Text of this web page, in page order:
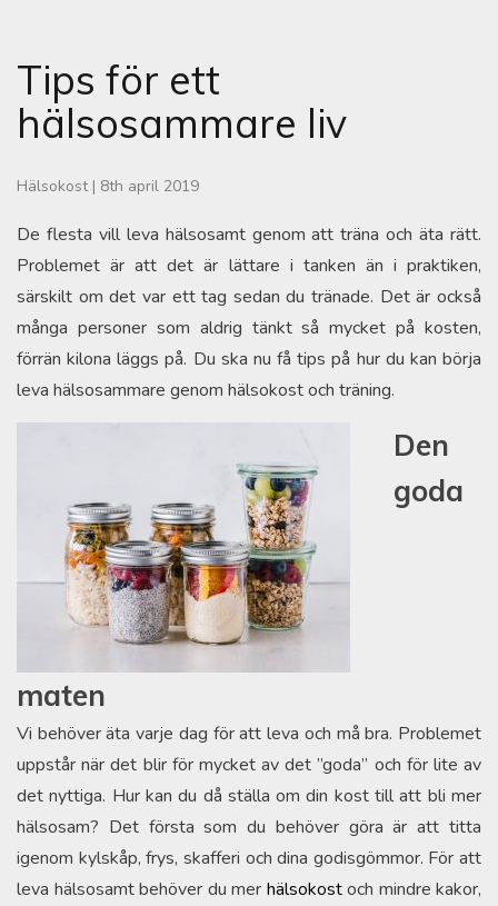
Tips för ett
hälsosammare liv
Hälsokost | 8th april 2019
De flesta vill leva hälsosamt genom att träna och äta rätt.
Problemet är att det är lättare i tanken än i praktiken,
särskilt om det var ett tag sedan du tränade. Det är också
många personer som aldrig tänkt så mycket på kosten,
förrän kilona läggs på. Du ska nu få tips på hur du kan börja
leva hälsosammare genom hälsokost och träning.
Den
goda
maten
Vi behöver äta varje dag för att leva och må bra. Problemet
uppstår när det blir för mycket av det ”goda” och för lite av
det nyttiga. Hur kan du då ställa om din kost till att bli mer
hälsosam? Det första som du behöver göra är att titta
igenom kylskåp, frys, skafferi och dina godisgömmor. För att
leva hälsosamt behöver du mer hälsokostoch mindre kakor,